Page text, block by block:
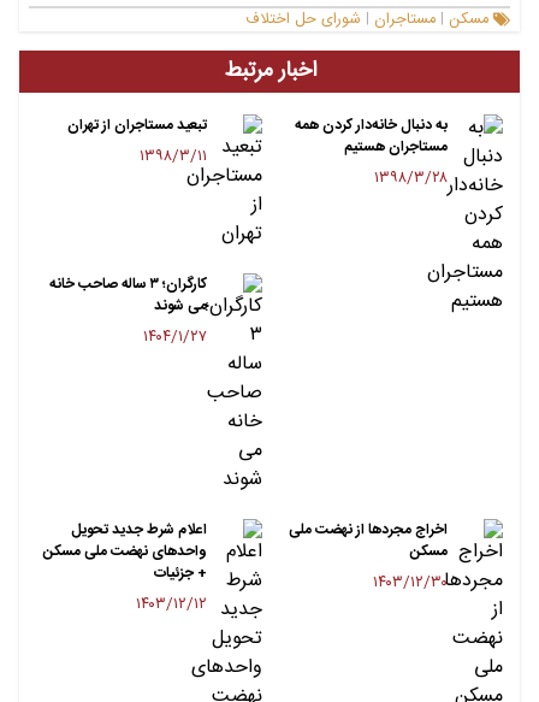
مسکن | مستاجران | شورای حل اختلاف
اخبار مرتبط
به دنبال خانه‌دار کردن همه
مستاجران هستیم
۱۳۹۸/۳/۲۸
تبعید مستاجران از تهران
۱۳۹۸/۳/۱۱
کارگران؛ ۳ ساله صاحب خانه
می شوند
۱۴۰۴/۱/۲۷
اخراج مجردها از نهضت ملی
مسکن
۱۴۰۳/۱۲/۳۰
اعلام شرط جدید تحویل
واحدهای نهضت ملی مسکن
+ جزئیات
۱۴۰۳/۱۲/۱۲